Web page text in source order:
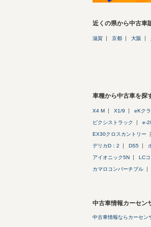
近くの県から中古車
滋賀 京都 大阪
車種から中古車を探
X4 M X1/9 eKク
ピクシストラック e-
EX30クロスカントリー
デリカD：2 DS5
アイオニック5N LC
カマロコンバーチブル
中古車情報カーセン
中古車情報ならカーセン